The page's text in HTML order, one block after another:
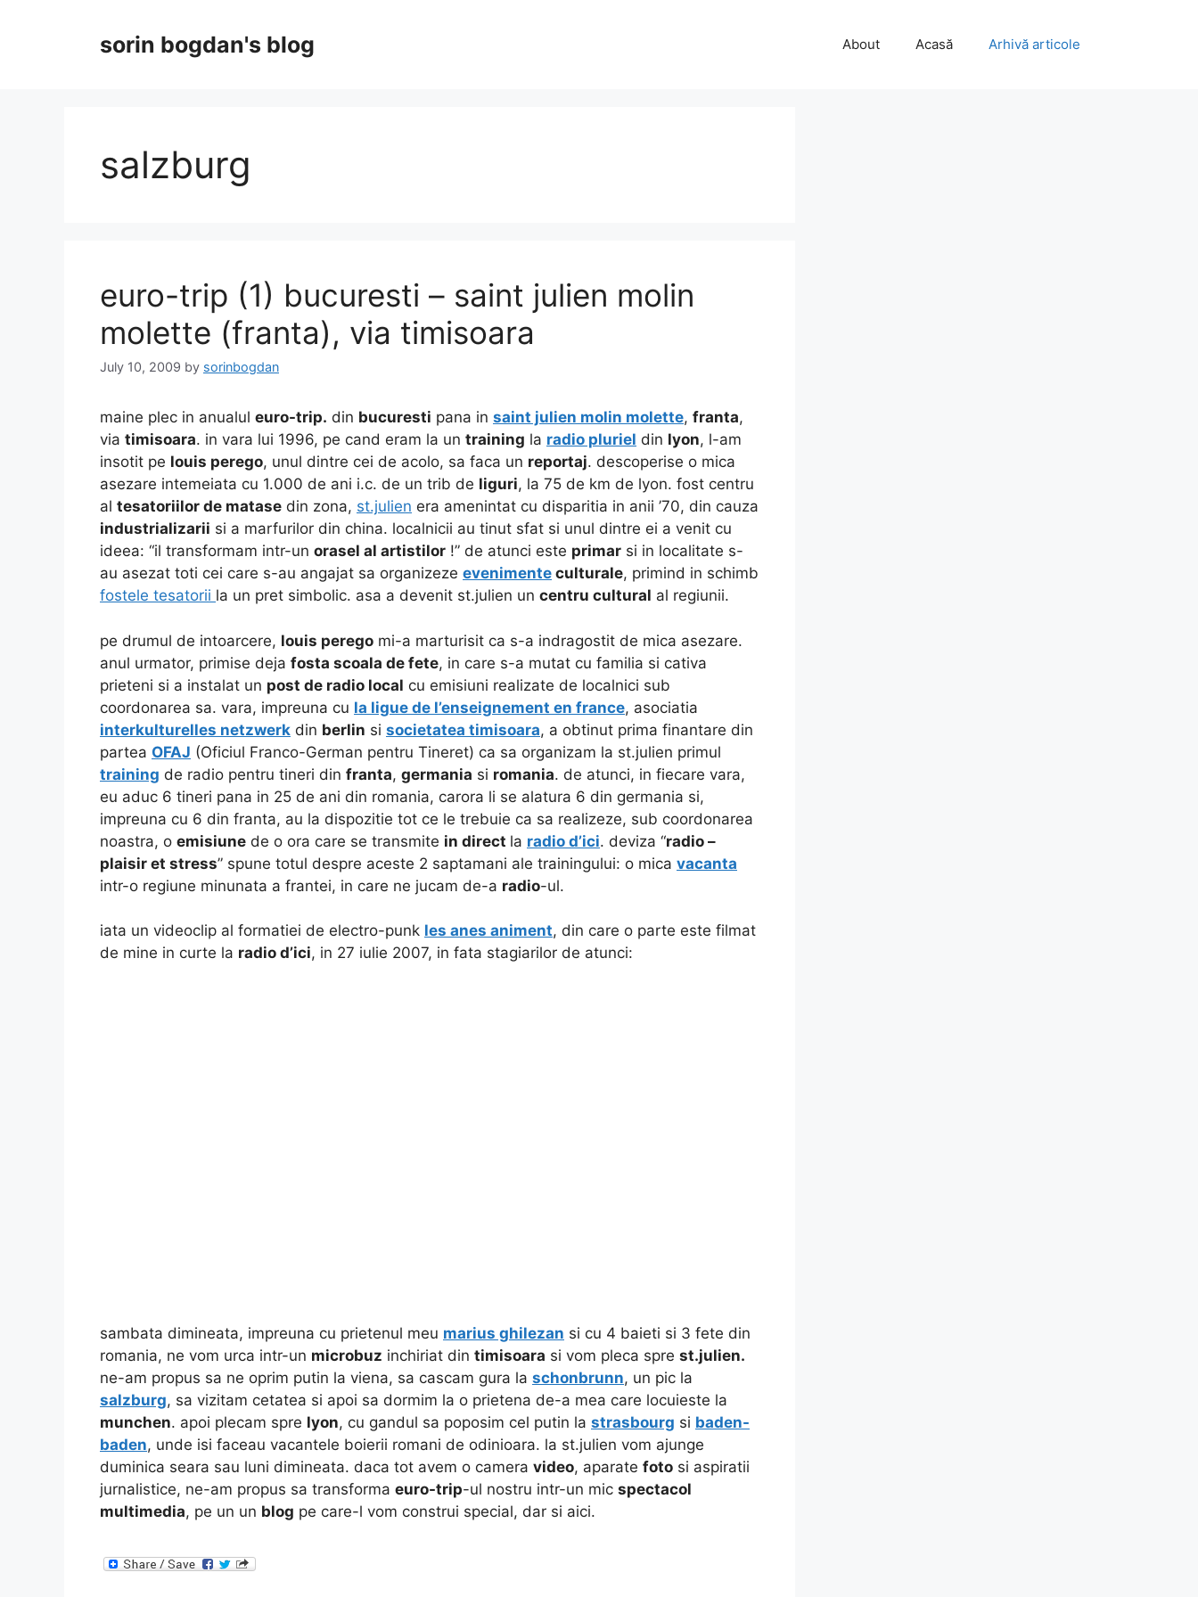
sorin bogdan's blog About Acasă Arhivă articole
salzburg
euro-trip (1) bucuresti – saint julien molin
molette (franta), via timisoara
July 10, 2009 by sorinbogdan
maine plec in anualul euro-trip. din bucuresti pana in saint julien molin molette, franta,
via timisoara. in vara lui 1996, pe cand eram la un training la radio pluriel din lyon, l-am
insotit pe louis perego, unul dintre cei de acolo, sa faca un reportaj. descoperise o mica
asezare intemeiata cu 1.000 de ani i.c. de un trib de liguri, la 75 de km de lyon. fost centru
al tesatoriilor de matase din zona, st.julien era amenintat cu disparitia in anii ’70, din cauza
industrializarii si a marfurilor din china. localnicii au tinut sfat si unul dintre ei a venit cu
ideea: “il transformam intr-un orasel al artistilor !” de atunci este primar si in localitate s-
au asezat toti cei care s-au angajat sa organizeze evenimente culturale, primind in schimb
fostele tesatorii la un pret simbolic. asa a devenit st.julien un centru cultural al regiunii.
pe drumul de intoarcere, louis perego mi-a marturisit ca s-a indragostit de mica asezare.
anul urmator, primise deja fosta scoala de fete, in care s-a mutat cu familia si cativa
prieteni si a instalat un post de radio local cu emisiuni realizate de localnici sub
coordonarea sa. vara, impreuna cu la ligue de l’enseignement en france, asociatia
interkulturelles netzwerk din berlin si societatea timisoara, a obtinut prima finantare din
partea OFAJ (Oficiul Franco-German pentru Tineret) ca sa organizam la st.julien primul
training de radio pentru tineri din franta, germania si romania. de atunci, in fiecare vara,
eu aduc 6 tineri pana in 25 de ani din romania, carora li se alatura 6 din germania si,
impreuna cu 6 din franta, au la dispozitie tot ce le trebuie ca sa realizeze, sub coordonarea
noastra, o emisiune de o ora care se transmite in direct la radio d’ici. deviza “radio –
plaisir et stress” spune totul despre aceste 2 saptamani ale trainingului: o mica vacanta
intr-o regiune minunata a frantei, in care ne jucam de-a radio-ul.
iata un videoclip al formatiei de electro-punk les anes animent, din care o parte este filmat
de mine in curte la radio d’ici, in 27 iulie 2007, in fata stagiarilor de atunci:
sambata dimineata, impreuna cu prietenul meu marius ghilezan si cu 4 baieti si 3 fete din
romania, ne vom urca intr-un microbuz inchiriat din timisoara si vom pleca spre st.julien.
ne-am propus sa ne oprim putin la viena, sa cascam gura la schonbrunn, un pic la
salzburg, sa vizitam cetatea si apoi sa dormim la o prietena de-a mea care locuieste la
munchen. apoi plecam spre lyon, cu gandul sa poposim cel putin la strasbourg si baden-
baden, unde isi faceau vacantele boierii romani de odinioara. la st.julien vom ajunge
duminica seara sau luni dimineata. daca tot avem o camera video, aparate foto si aspiratii
jurnalistice, ne-am propus sa transforma euro-trip-ul nostru intr-un mic spectacol
multimedia, pe un un blog pe care-l vom construi special, dar si aici.